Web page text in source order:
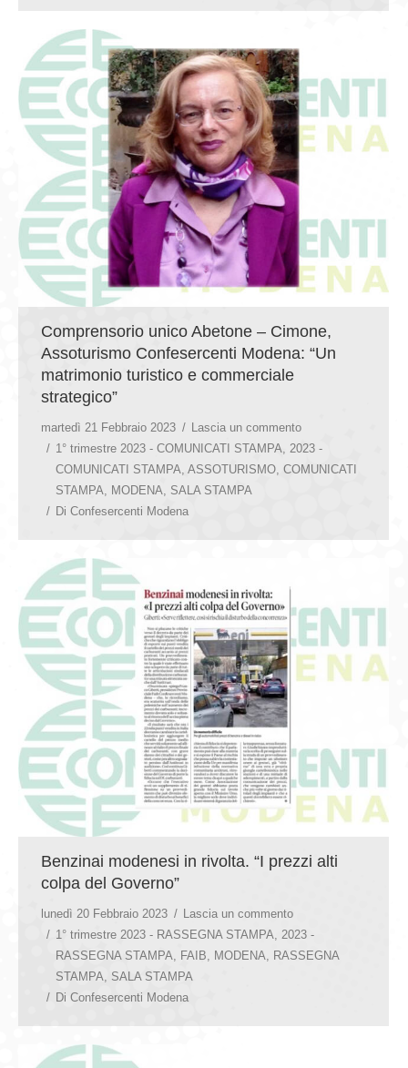
Comprensorio unico Abetone – Cimone,
Assoturismo Confesercenti Modena: “Un
matrimonio turistico e commerciale
strategico”
martedì 21 Febbraio 2023
Lascia un commento
1° trimestre 2023 - COMUNICATI STAMPA, 2023 -
COMUNICATI STAMPA, ASSOTURISMO, COMUNICATI
STAMPA, MODENA, SALA STAMPA
Di Confesercenti Modena
Benzinai modenesi in rivolta. “I prezzi alti
colpa del Governo”
lunedì 20 Febbraio 2023
Lascia un commento
1° trimestre 2023 - RASSEGNA STAMPA
2023 -
RASSEGNA STAMPA
FAIB MODENA
RASSEGNA
STAMPA SALA STAMPA
Di Confesercenti Modena